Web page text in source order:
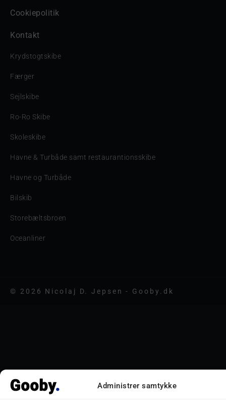
Administrer samtykke
Cookiepolitik
Kontakt
Krydstogtskibe
Færger
Sejlskibe
Ro-Ro Skibe
Skoleskibe
Havne & Turbåde samt restaurantionsskibe
Havne og Turbåde
Bilskib
Storebæltsbroen
Oceanliner
© 2026 Nicolaj D. Jepsen - Gooby.dk